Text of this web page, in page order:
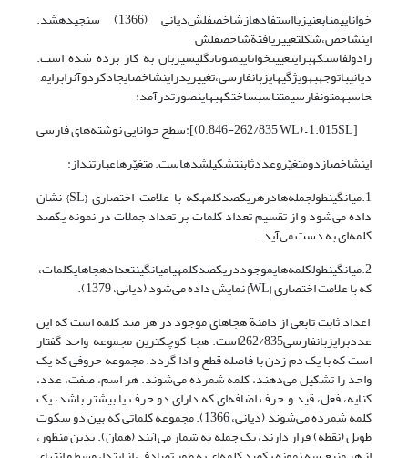
خواناییمنابعنیزبااستفادهازشاخصفلش‌دیانی (1366) سنجیدهشد.
اینشاخص،شکلتغییریافتةشاخصفلش
‌رادولفاستکهبرایتعیینخواناییمتونانگلیسیزبان به کار برده شده است.
دیانیباتوجهبهویژگیهایزبانفارسی،تغییریدراینشاخصایجادکردوآنرابرایم
حاسبهمتونفارسیمتناسبساختکهبهاینصورتدرآمد:
سطح خوانایی نوشته‌های فارسی:[(262/835-0.846 WL) – 1.015SL]
اینشاخصازدومتغیّروعددثابتتشکیلشدهاست. متغیّر‌هاعبارتنداز:
1.میانگینطولجمله‌هادرهریکصدکلمهکه با علامت اختصاری {SL} نشان
داده می‌شود و از تقسیم تعداد کلمات بر تعداد جملات در نمونه یکصد
کلمه‌ای به دست می‌آید.
2.میانگینطولکلمه‌هایموجوددریکصدکلمهیامیانگینتعدادهجاهایکلمات،
که با علامت اختصاری {WL} نمایش داده می‌شود (دیانی، 1379).
اعداد ثابت تابعی از دامنة هجا‌های موجود در هر صد کلمه است که این
عددبرایزبانفارسی262/835است. هجا کوچکترین مجموعه واحد گفتار
است که با یک دم زدن با فاصله قطع و ادا گردد. مجموعه حروفی که یک
واحد را تشکیل می‌دهند، کلمه شمرده می‌شوند. هر اسم، صفت، عدد،
کنایه، فعل، قید و حرف اضافه‌ای که دارای دو حرف یا بیشتر باشد، یک
کلمه شمرده می‌شوند (دیانی، 1366). مجموعه کلماتی که بین دو سکوت
طویل (نقطه) قرار دارند، یک جمله به شمار می‌آیند (همان). بدین منظور،